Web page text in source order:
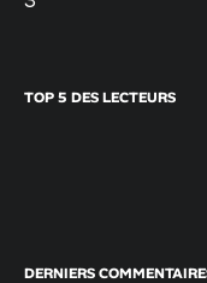
TOP 5 DES LECTEURS
DERNIERS